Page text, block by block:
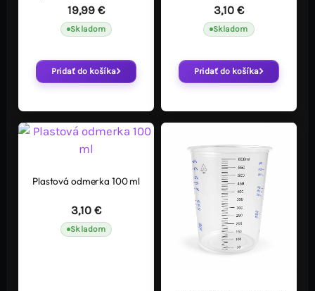
19,99€
Skladom
Pridať do košíka
3,10 €
Skladom
Pridať do košíka
Plastová odmerka 100 ml
3,10€
Skladom